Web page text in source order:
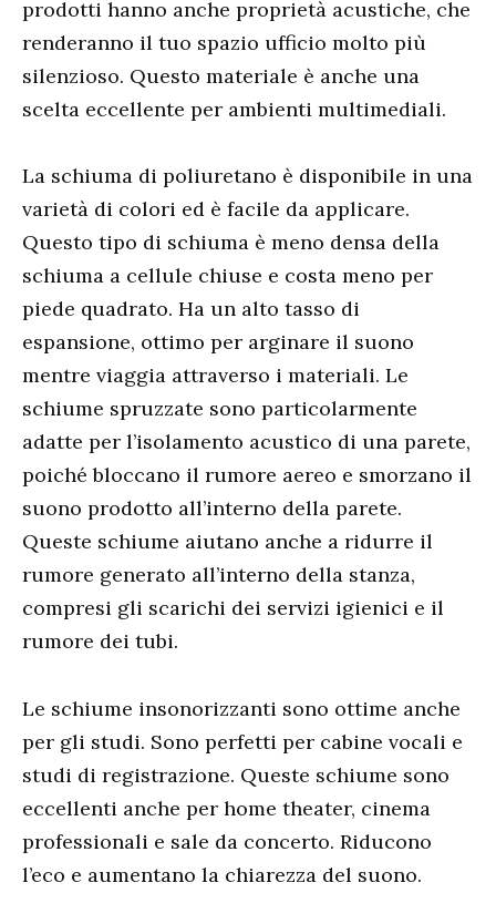
prodotti hanno anche proprietà acustiche, che
renderanno il tuo spazio ufficio molto più
silenzioso. Questo materiale è anche una
scelta eccellente per ambienti multimediali.
La schiuma di poliuretano è disponibile in una
varietà di colori ed è facile da applicare.
Questo tipo di schiuma è meno densa della
schiuma a cellule chiuse e costa meno per
piede quadrato. Ha un alto tasso di
espansione, ottimo per arginare il suono
mentre viaggia attraverso i materiali. Le
schiume spruzzate sono particolarmente
adatte per l’isolamento acustico di una parete,
poiché bloccano il rumore aereo e smorzano il
suono prodotto all’interno della parete.
Queste schiume aiutano anche a ridurre il
rumore generato all’interno della stanza,
compresi gli scarichi dei servizi igienici e il
rumore dei tubi.
Le schiume insonorizzanti sono ottime anche
per gli studi. Sono perfetti per cabine vocali e
studi di registrazione. Queste schiume sono
eccellenti anche per home theater, cinema
professionali e sale da concerto. Riducono
l’eco e aumentano la chiarezza del suono.